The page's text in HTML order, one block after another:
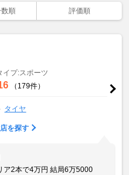
数順 評価順
イプ:スポーツ
（179件）
タイヤ
を探す
ア2本で4万円 結局6万5000